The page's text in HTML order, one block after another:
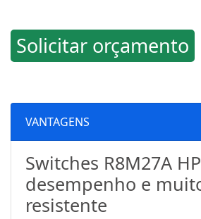
Solicitar orçamento
VANTAGENS
Switches R8M27A
desempenho e
resistente